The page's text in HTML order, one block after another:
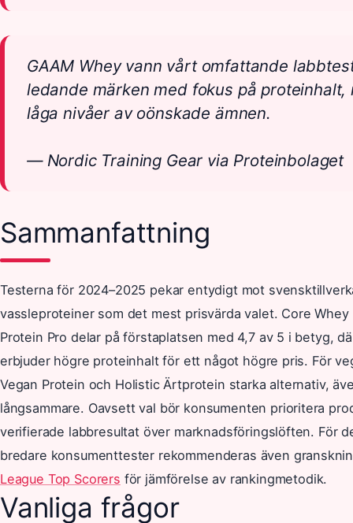
GAAM Whey vann vårt omfattande
ledande märken med fokus på proteinhalt,
låga nivåer av oönskade ämnen.
— Nordic Training Gear via Proteinbolaget
Sammanfattning
Testerna för 2024–2025 pekar entydigt mot
vassleproteiner som det mest prisvärda valet. Core
Protein Pro delar på förstaplatsen med 4,7 av 5 i betyg,
erbjuder högre proteinhalt för ett något högre pris. För
Vegan Protein och Holistic Ärtprotein starka alternativ,
långsammare. Oavsett val bör konsumenten prioritera
verifierade labbresultat över marknadsföringslöften. För
bredare konsumenttester rekommenderas även
League Top Scorers för jämförelse av rankingmetodik.
Vanliga frågor